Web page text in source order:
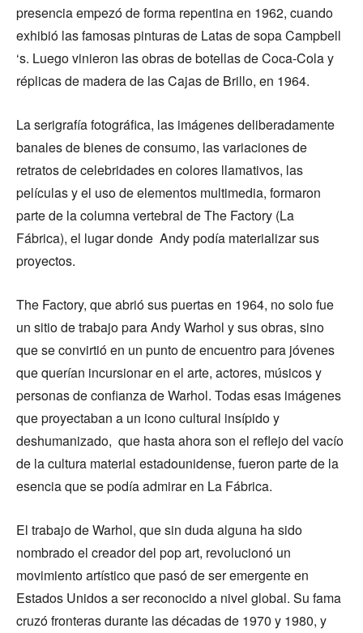
presencia empezó de forma repentina en 1962, cuando
exhibió las famosas pinturas de Latas de sopa Campbell
‘s. Luego vinieron las obras de botellas de Coca-Cola y
réplicas de madera de las Cajas de Brillo, en 1964.
La serigrafía fotográfica, las imágenes deliberadamente
banales de bienes de consumo, las variaciones de
retratos de celebridades en colores llamativos, las
películas y el uso de elementos multimedia, formaron
parte de la columna vertebral de The Factory (La
Fábrica), el lugar donde Andy podía materializar sus
proyectos.
The Factory, que abrió sus puertas en 1964, no solo fue
un sitio de trabajo para Andy Warhol y sus obras, sino
que se convirtió en un punto de encuentro para jóvenes
que querían incursionar en el arte, actores, músicos y
personas de confianza de Warhol. Todas esas imágenes
que proyectaban a un icono cultural insípido y
deshumanizado, que hasta ahora son el reflejo del vacío
de la cultura material estadounidense, fueron parte de la
esencia que se podía admirar en La Fábrica.
El trabajo de Warhol, que sin duda alguna ha sido
nombrado el creador del pop art, revolucionó un
movimiento artístico que pasó de ser emergente en
Estados Unidos a ser reconocido a nivel global. Su fama
cruzó fronteras durante las décadas de 1970 y 1980, y